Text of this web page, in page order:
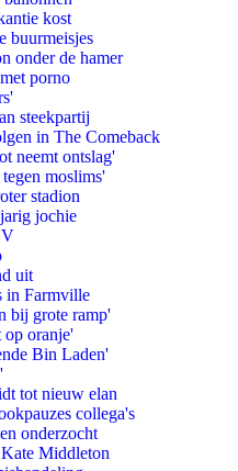
kost
buurmeisjes
onder de hamer
porno
steekpartij
in The Comeback
neemt ontslag'
moslims'
stadion
jochie
uit
in Farmville
bij grote ramp'
op oranje'
Bin Laden'
tot nieuw elan
collega's
onderzocht
Middleton